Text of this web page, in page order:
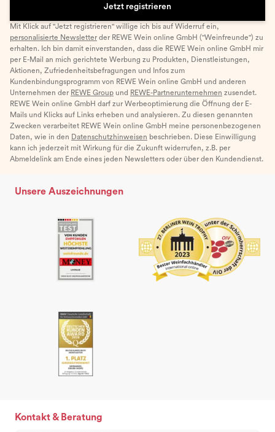
Jetzt registrieren
Mit Klick auf "Jetzt registrieren" willige ich bis auf Widerruf ein,
personalisierte Newsletter der REWE Wein online GmbH ("Weinfreunde") zu
erhalten. Ich bin damit einverstanden, dass die REWE Wein online GmbH mir
per E-Mail an mich gerichtete Werbung zu Produkten, Dienstleistungen,
Aktionen, Zufriedenheitsbefragungen und Infos zum
Kundenbindungsprogramm von REWE Wein online GmbH und anderen
Unternehmen der REWE Group und REWE-Partnerunternehmen zusendet.
REWE Wein online GmbH darf zur Werbeoptimierung die Öffnung der E-
Mails und Klicks auf Links erheben und analysieren. Zu diesen genannten
Zwecken verarbeitet REWE Wein online GmbH meine personenbezogenen
Daten, wie in den Datenschutzhinweisen beschrieben. Diese Einwilligung
kann ich jederzeit mit Wirkung für die Zukunft widerrufen, z.B. per
Abmeldelink am Ende eines jeden Newsletters oder über den Kundendienst.
Unsere Auszeichnungen
Kontakt & Beratung